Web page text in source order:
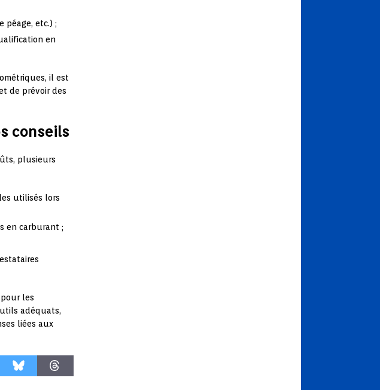
péage, etc.) ;
en
il est
de prévoir des
conseils
plusieurs
utilisés lors
en carburant ;
les
adéquats,
liées aux